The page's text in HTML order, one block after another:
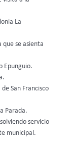
La
que se asienta
Epunguio.
San Francisco
Parada.
servicio
municipal.